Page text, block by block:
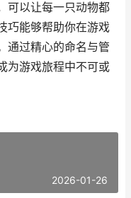
可以让每一只动物都
巧能够帮助你在游戏
通过精心的命名与管
为游戏旅程中不可或
2026-01-26